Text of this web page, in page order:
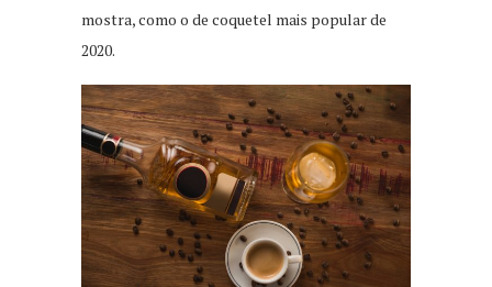
mostra, como o de coquetel mais popular de
2020.